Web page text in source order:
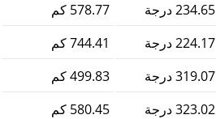
234.65 درجة
578.77 كم
224.17 درجة
744.41 كم
319.07 درجة
499.83 كم
323.02 درجة
580.45 كم